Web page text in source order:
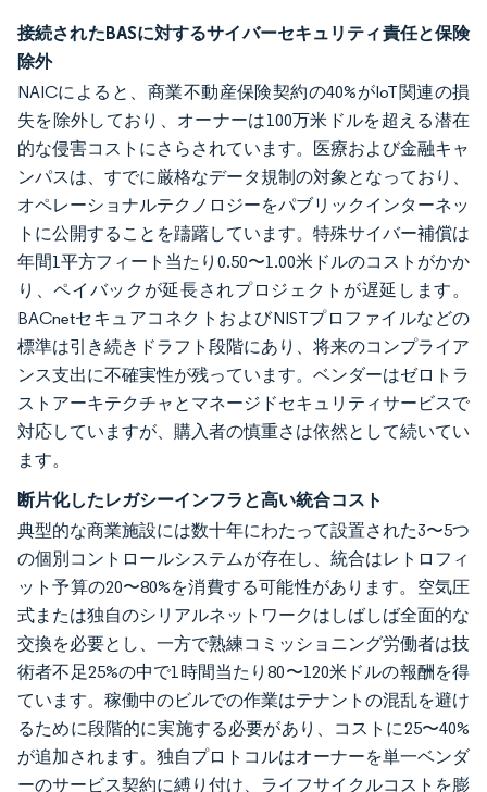
接続されたBASに対するサイバーセキュリティ責任と保険
除外
NAICによると、商業不動産保険契約の40%がIoT関連の損
失を除外しており、オーナーは100万米ドルを超える潜在
的な侵害コストにさらされています。医療および金融キャ
ンパスは、すでに厳格なデータ規制の対象となっており、
オペレーショナルテクノロジーをパブリックインターネッ
トに公開することを躊躇しています。特殊サイバー補償は
年間1平方フィート当たり0.50〜1.00米ドルのコストがかか
り、ペイバックが延長されプロジェクトが遅延します。
BACnetセキュアコネクトおよびNISTプロファイルなどの
標準は引き続きドラフト段階にあり、将来のコンプライア
ンス支出に不確実性が残っています。ベンダーはゼロトラ
ストアーキテクチャとマネージドセキュリティサービスで
対応していますが、購入者の慎重さは依然として続いてい
ます。
断片化したレガシーインフラと高い統合コスト
典型的な商業施設には数十年にわたって設置された3〜5つ
の個別コントロールシステムが存在し、統合はレトロフィ
ット予算の20〜80%を消費する可能性があります。空気圧
式または独自のシリアルネットワークはしばしば全面的な
交換を必要とし、一方で熟練コミッショニング労働者は技
術者不足25%の中で1時間当たり80〜120米ドルの報酬を得
ています。稼働中のビルでの作業はテナントの混乱を避け
るために段階的に実施する必要があり、コストに25〜40%
が追加されます。独自プロトコルはオーナーを単一ベンダ
ーのサービス契約に縛り付け、ライフサイクルコストを膨